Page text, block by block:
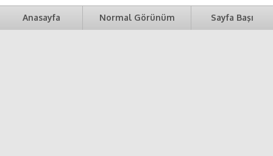
Anasayfa Normal Görünüm Sayfa Başı